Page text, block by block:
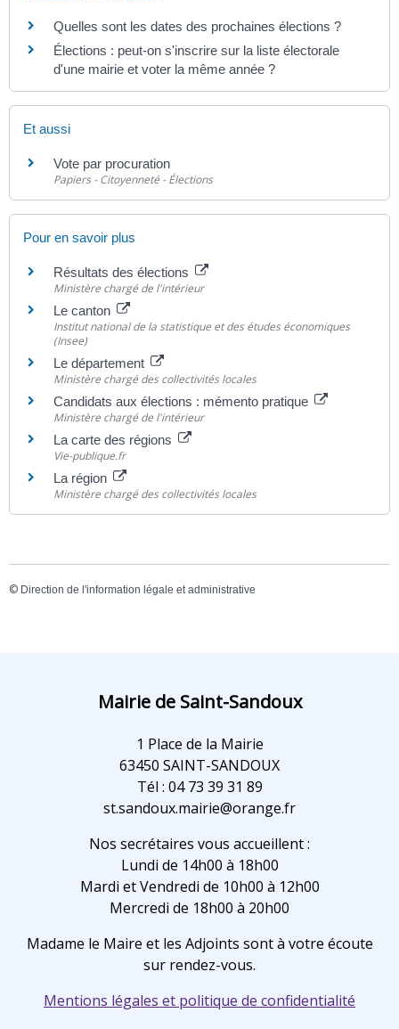
Quelles sont les dates des prochaines élections ?
Élections : peut-on s'inscrire sur la liste électorale
d'une mairie et voter la même année ?
Et aussi
Vote par procuration
Papiers - Citoyenneté - Élections
Pour en savoir plus
Résultats des élections
Ministère chargé de l'intérieur
Le canton
Institut national de la statistique et des études économiques
(Insee)
Le département
Ministère chargé des collectivités locales
Candidats aux élections : mémento pratique
Ministère chargé de l'intérieur
La carte des régions
Vie-publique.fr
La région
Ministère chargé des collectivités locales
© Direction de l'information légale et administrative
Mairie de Saint-Sandoux
1 Place de la Mairie
63450 SAINT-SANDOUX
Tél : 04 73 39 31 89
st.sandoux.mairie@orange.fr
Nos secrétaires vous accueillent :
Lundi de 14h00 à 18h00
Mardi et Vendredi de 10h00 à 12h00
Mercredi de 18h00 à 20h00
Madame le Maire et les Adjoints sont à votre écoute
sur rendez-vous.
Mentions légales et politique de confidentialité